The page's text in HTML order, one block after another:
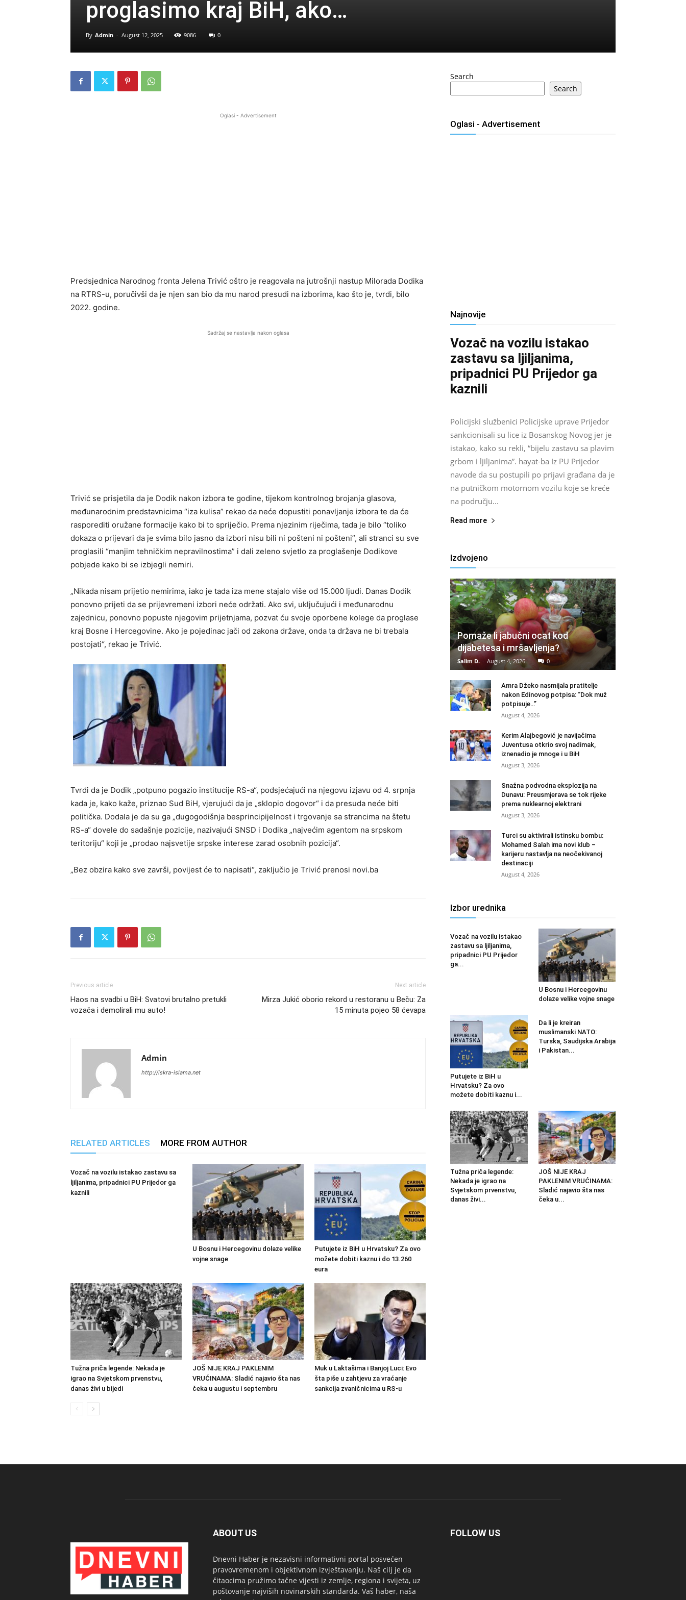
proglasimo kraj BiH, ako…
By Admin - August 12, 2025 9086 0
Oglasi - Advertisement
Predsjednica Narodnog fronta Jelena Trivić oštro je reagovala na jutrošnji nastup Milorada Dodika
na RTRS-u, poručivši da je njen san bio da mu narod presudi na izborima, kao što je, tvrdi, bilo
2022. godine.
Sadržaj se nastavlja nakon oglasa
Trivić se prisjetila da je Dodik nakon izbora te godine, tijekom kontrolnog brojanja glasova,
međunarodnim predstavnicima “iza kulisa” rekao da neće dopustiti ponavljanje izbora te da će
rasporediti oružane formacije kako bi to spriječio. Prema njezinim riječima, tada je bilo “toliko
dokaza o prijevari da je svima bilo jasno da izbori nisu bili ni pošteni ni pošteni”, ali stranci su sve
proglasili “manjim tehničkim nepravilnostima” i dali zeleno svjetlo za proglašenje Dodikove
pobjede kako bi se izbjegli nemiri.
„Nikada nisam prijetio nemirima, iako je tada iza mene stajalo više od 15.000 ljudi. Danas Dodik
ponovno prijeti da se prijevremeni izbori neće održati. Ako svi, uključujući i međunarodnu
zajednicu, ponovno popuste njegovim prijetnjama, pozvat ću svoje oporbene kolege da proglase
kraj Bosne i Hercegovine. Ako je pojedinac jači od zakona države, onda ta država ne bi trebala
postojati“, rekao je Trivić.
Tvrdi da je Dodik „potpuno pogazio institucije RS-a“, podsjećajući na njegovu izjavu od 4. srpnja
kada je, kako kaže, priznao Sud BiH, vjerujući da je „sklopio dogovor“ i da presuda neće biti
politička. Dodala je da su ga „dugogodišnja besprincipijelnost i trgovanje sa strancima na štetu
RS-a“ dovele do sadašnje pozicije, nazivajući SNSD i Dodika „najvećim agentom na srpskom
teritoriju“ koji je „prodao najsvetije srpske interese zarad osobnih pozicija“.
„Bez obzira kako sve završi, povijest će to napisati“, zaključio je Trivić prenosi novi.ba
Previous article
Haos na svadbi u BiH: Svatovi brutalno pretukli
vozača i demolirali mu auto!
Next article
Mirza Jukić oborio rekord u restoranu u Beču: Za
15 minuta pojeo 58 ćevapa
Admin
http://iskra-islama.net
RELATED ARTICLES MORE FROM AUTHOR
Vozač na vozilu istakao zastavu sa
ljiljanima, pripadnici PU Prijedor ga
kaznili
U Bosnu i Hercegovinu dolaze velike
vojne snage
Putujete iz BiH u Hrvatsku? Za ovo
možete dobiti kaznu i do 13.260
eura
Tužna priča legende: Nekada je
igrao na Svjetskom prvenstvu,
danas živi u bijedi
JOŠ NIJE KRAJ PAKLENIM
VRUĆINAMA: Sladić najavio šta nas
čeka u augustu i septembru
Muk u Laktašima i Banjoj Luci: Evo
šta piše u zahtjevu za vraćanje
sankcija zvaničnicima u RS-u
Search
Search
Oglasi - Advertisement
Najnovije
Vozač na vozilu istakao
zastavu sa ljiljanima,
pripadnici PU Prijedor ga
kaznili
Salim D. -
Policijski službenici Policijske uprave Prijedor
sankcionisali su lice iz Bosanskog Novog jer je
istakao, kako su rekli, “bijelu zastavu sa plavim
grbom i ljiljanima”. hayat-ba Iz PU Prijedor
navode da su postupili po prijavi građana da je
na putničkom motornom vozilu koje se kreće
na području...
Read more
Izdvojeno
Pomaže li jabučni ocat kod
dijabetesa i mršavljenja?
Salim D. - August 4, 2026 0
Amra Džeko nasmijala pratitelje
nakon Edinovog potpisa: “Dok muž
potpisuje…”
August 4, 2026
Kerim Alajbegović je navijačima
Juventusa otkrio svoj nadimak,
iznenadio je mnoge i u BiH
August 3, 2026
Snažna podvodna eksplozija na
Dunavu: Preusmjerava se tok rijeke
prema nuklearnoj elektrani
August 3, 2026
Turci su aktivirali istinsku bombu:
Mohamed Salah ima novi klub –
karijeru nastavlja na neočekivanoj
destinaciji
August 4, 2026
Izbor urednika
Vozač na vozilu istakao
zastavu sa ljiljanima,
pripadnici PU Prijedor
ga...
U Bosnu i Hercegovinu
dolaze velike vojne snage
Putujete iz BiH u
Hrvatsku? Za ovo
možete dobiti kaznu i...
Da li je kreiran
muslimanski NATO:
Turska, Saudijska Arabija
i Pakistan...
Tužna priča legende:
Nekada je igrao na
Svjetskom prvenstvu,
danas živi...
JOŠ NIJE KRAJ
PAKLENIM VRUĆINAMA:
Sladić najavio šta nas
čeka u...
ABOUT US
Dnevni Haber je nezavisni informativni portal posvećen
pravovremenom i objektivnom izvještavanju. Naš cilj je da
čitaocima pružimo tačne vijesti iz zemlje, regiona i svijeta, uz
poštovanje najviših novinarskih standarda. Vaš haber, naša
FOLLOW US